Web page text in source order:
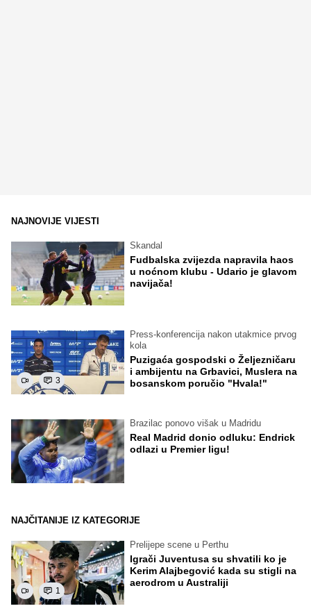
NAJNOVIJE VIJESTI
Skandal
Fudbalska zvijezda napravila haos
u noćnom klubu - Udario je glavom
navijača!
3
Press-konferencija nakon utakmice prvog
kola
Puzigaća gospodski o Željezničaru
i ambijentu na Grbavici, Muslera na
bosanskom poručio "Hvala!"
Brazilac ponovo višak u Madridu
Real Madrid donio odluku: Endrick
odlazi u Premier ligu!
NAJČITANIJE IZ KATEGORIJE
1
Prelijepe scene u Perthu
Igrači Juventusa su shvatili ko je
Kerim Alajbegović kada su stigli na
aerodrom u Australiji